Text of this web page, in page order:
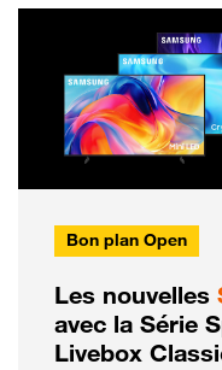
Bon plan Open
Les nouvelles
avec la Série
Livebox